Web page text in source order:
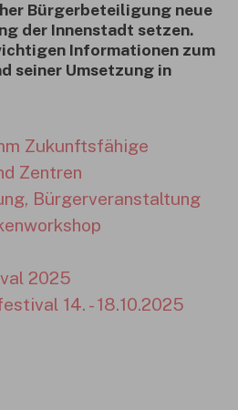
Bürgerbeteiligung neue
der Innenstadt setzen.
Informationen zum
seiner Umsetzung in
Zukunftsfähige
Zentren
Bürgerveranstaltung
2025
14. - 18.10.2025